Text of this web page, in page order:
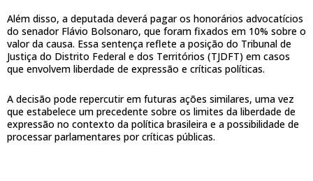
Além disso, a deputada deverá pagar os honorários advocatícios
do senador Flávio Bolsonaro, que foram fixados em 10% sobre o
valor da causa. Essa sentença reflete a posição do Tribunal de
Justiça do Distrito Federal e dos Territórios (TJDFT) em casos
que envolvem liberdade de expressão e críticas políticas.
A decisão pode repercutir em futuras ações similares, uma vez
que estabelece um precedente sobre os limites da liberdade de
expressão no contexto da política brasileira e a possibilidade de
processar parlamentares por críticas públicas.